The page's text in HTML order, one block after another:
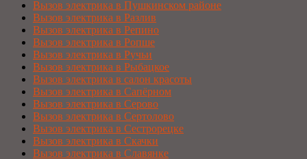
Вызов электрика в Пушкинском районе
Вызов электрика в Разлив
Вызов электрика в Репино
Вызов электрика в Ропше
Вызов электрика в Ручьи
Вызов электрика в Рыбацкое
Вызов электрика в салон красоты
Вызов электрика в Сапёрном
Вызов электрика в Серово
Вызов электрика в Сертолово
Вызов электрика в Сестрорецке
Вызов электрика в Скачки
Вызов электрика в Славянке